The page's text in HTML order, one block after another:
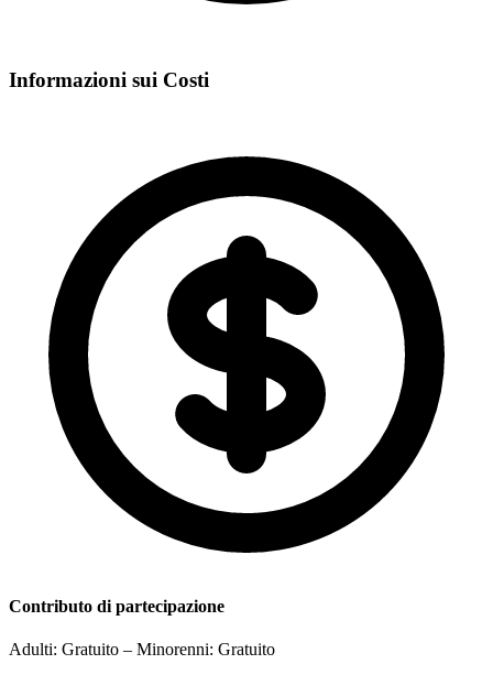
Informazioni sui Costi
Contributo di partecipazione
Adulti: Gratuito – Minorenni: Gratuito